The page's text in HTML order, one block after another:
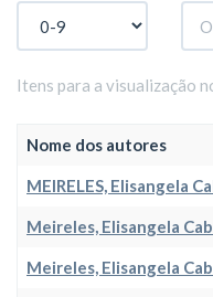
Itens para a visualização
Nome dos autores
MEIRELES, Elisangela
Meireles, Elisangela
Meireles, Elisangela